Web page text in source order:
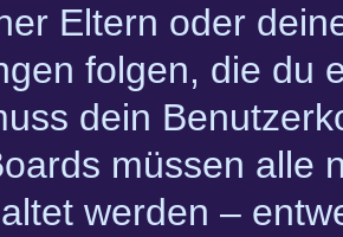
Eltern oder
folgen, die du
dein
müssen alle
werden –